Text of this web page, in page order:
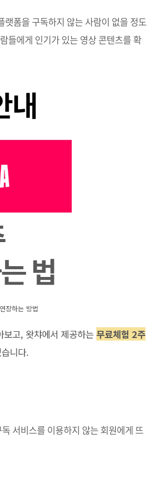
폼을 구독하지 않는 사람이 없을 정도
들에게 인기가 있는 영상 콘텐츠를 확
장하는 방법
보고, 왓챠에서 제공하는무료체험 2주
니다.
서비스를 이용하지 않는 회원에게 뜨